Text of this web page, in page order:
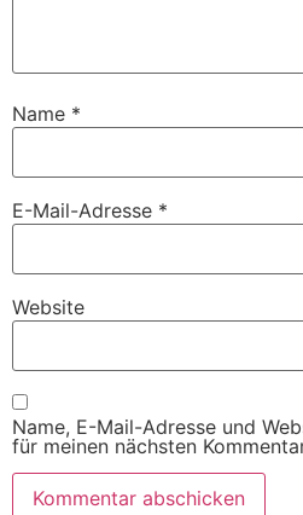
Name *
E-Mail-Adresse *
Website
Name, E-Mail-Adresse und
für meinen nächsten